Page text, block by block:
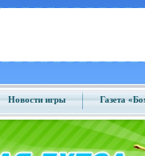
Новости игры Газета